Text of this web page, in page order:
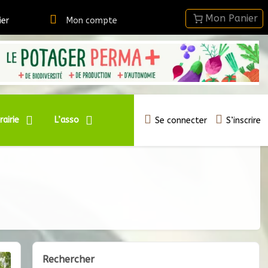
Mon compte
L’asso Se connecter S’inscrire
Rechercher